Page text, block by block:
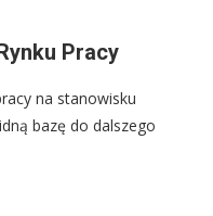
Pracy
na stanowisku
bazę do dalszego